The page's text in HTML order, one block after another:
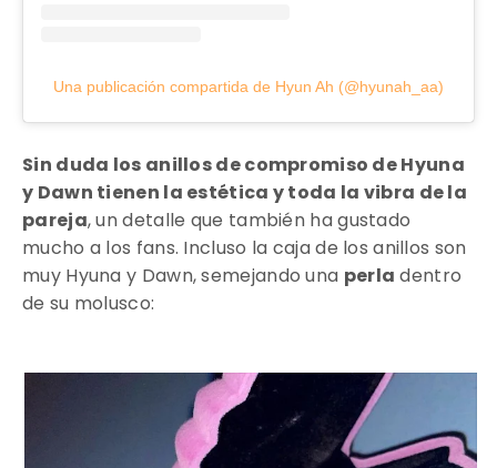
Una publicación compartida de Hyun Ah (@hyunah_aa)
Sin duda los anillos de compromiso deHyuna
y Dawn tienen la estética y toda la vibra de la
pareja, un detalle que también ha gustado
mucho a los fans. Incluso la caja de los anillos son
muy Hyuna y Dawn, semejando una perla dentro
de su molusco: